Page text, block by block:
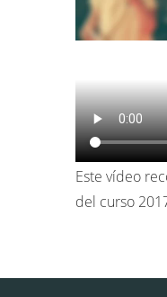
Este vídeo
del curso